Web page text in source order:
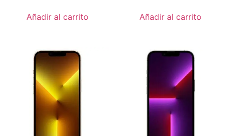
Añadir al carrito Añadir al carrito